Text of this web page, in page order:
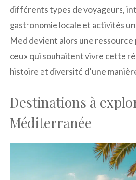
différents types de voyageurs,
gastronomie locale et activités
Med devient alors une
ceux qui souhaitent vivre cette
histoire et diversité d’une
Destinations à
Méditerranée